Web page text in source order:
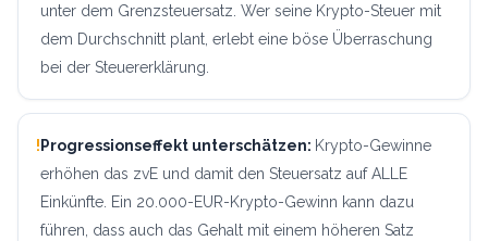
unter dem Grenzsteuersatz. Wer seine Krypto-Steuer mit
dem Durchschnitt plant, erlebt eine böse Überraschung
bei der Steuererklärung.
! Progressionseffekt unterschätzen: Krypto-Gewinne
erhöhen das zvE und damit den Steuersatz auf ALLE
Einkünfte. Ein 20.000-EUR-Krypto-Gewinn kann dazu
führen, dass auch das Gehalt mit einem höheren Satz